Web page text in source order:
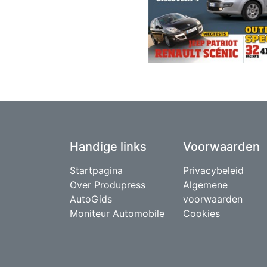
Handige links
Startpagina
Over Produpress
AutoGids
Moniteur Automobile
Voorwaarden
Privacybeleid
Algemene
voorwaarden
Cookies